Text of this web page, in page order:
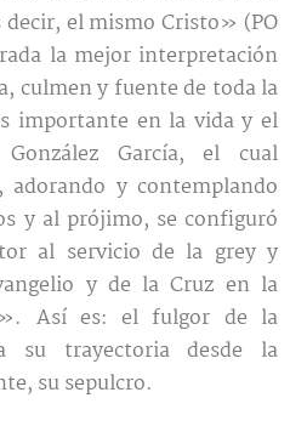
el mismo Cristo» (PO
la mejor interpretación
culmen y fuente de toda la
importante en la vida y el
García, el cual
adorando y contemplando
y al prójimo, se configuró
al servicio de la grey y
y de la Cruz en la
Así es: el fulgor de la
su trayectoria desde la
su sepulcro.